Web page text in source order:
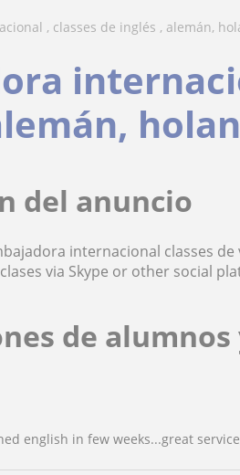
, classes de inglés , alemán,
del anuncio
internacional classes
via Skype or other social
de
english in few weeks...great